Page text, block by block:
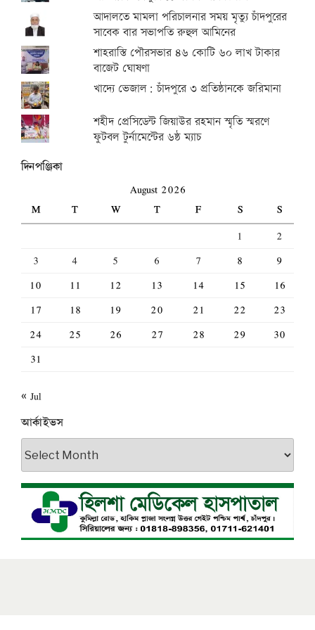
আদালতে মামলা পরিচালনার সময় মৃত্যু চাঁদপুরের
সাবেক বার সভাপতি রুহুল আমিনের
শাহরাস্তি পৌরসভার ৪৬ কোটি ৬০ লাখ টাকার
বাজেট ঘোষণা
খাদ্যে ভেজাল: চাঁদপুরে ৩ প্রতিষ্ঠানকে জরিমানা
শহীদ প্রেসিডেন্ট জিয়াউর রহমান স্মৃতি স্মরণে
ফুটবল টুর্নামেন্টের ৬ষ্ঠ ম্যাচ
দিনপঞ্জিকা
August 2026
M
T W T F S
S
1
2
3
4 5 6 7 8
9
10
11 12 13 14 15
16
17
18 19 20 21 22
23
24
25 26 27 28 29
30
31
« Jul
আর্কাইভস
আর্কাইভস